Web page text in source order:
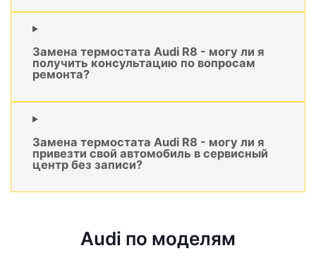
Замена термостата Audi R8 - могу ли я
получить консультацию по вопросам
ремонта?
Замена термостата Audi R8 - могу ли я
привезти свой автомобиль в сервисный
центр без записи?
Audi по моделям